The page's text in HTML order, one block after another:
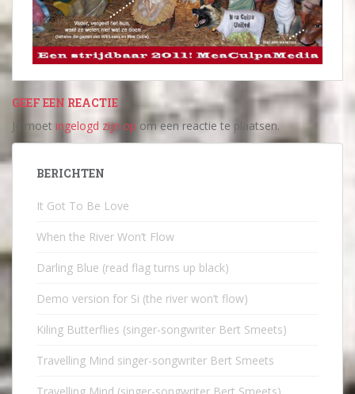
GEEF EEN REACTIE
Je moet ingelogd zijn op om een reactie te plaatsen.
BERICHTEN
It Got To Be Love
When the River Won’t Flow
Darling Blue (read flag turns up black)
Demo version for Si (the river won’t flow)
Kiling Butterflies (singer-songwriter Bert Smeets)
Travelling Mind singer-songwriter Bert Smeets